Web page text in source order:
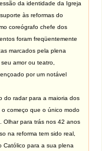
da identidade da Igreja
às reformas do
coreógrafo chefe dos
foram freqüentemente
marcados pela plena
amor ou teatro,
por um notável
do radar para a maioria dos
começo que o único modo
Olhar para trás nos 42 anos
na reforma tem sido real,
Católico para a sua plena